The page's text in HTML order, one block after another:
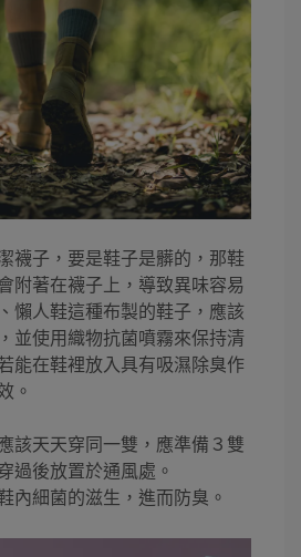
襪子，要是鞋子是髒的，那鞋
附著在襪子上，導致異味容易
懶人鞋這種布製的鞋子，應該
並使用織物抗菌噴霧來保持清
能在鞋裡放入具有吸濕除臭作
。
該天天穿同一雙，應準備３雙
過後放置於通風處。
內細菌的滋生，進而防臭。